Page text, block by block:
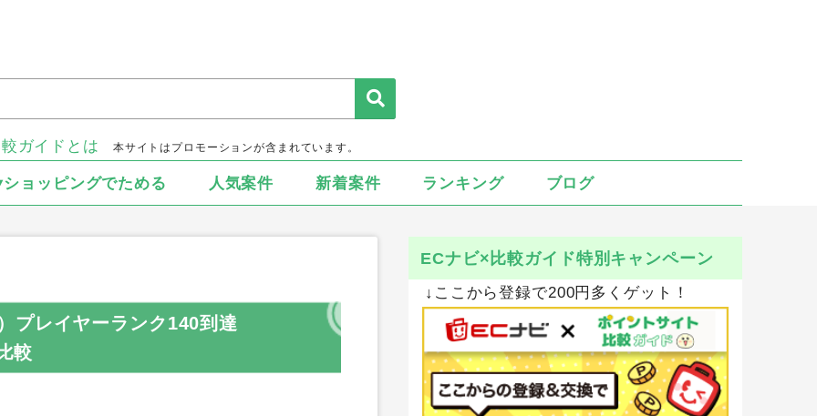
ガイドとは 本サイトはプロモーションが含まれています。
ショッピングでためる 人気案件 新着案件 ランキング ブログ
プレイヤーランク140到達
較
ECナビ×比較ガイド特別キャンペーン
↓ここから登録で200円多くゲット！